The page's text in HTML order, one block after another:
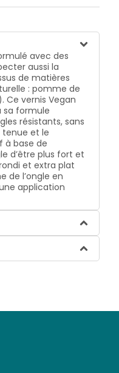
avec des
aussi la
de matières
: pomme de
Ce vernis Vegan
sa formule
résistants, sans
tenue et le
à base de
d’être plus fort et
et extra plat
de l’ongle en
application